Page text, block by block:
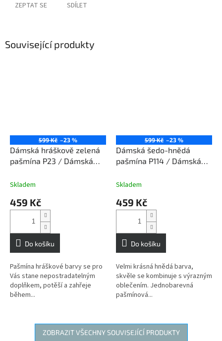
ZEPTAT SE SDÍLET
Související produkty
599 Kč –23 %
Dámská hráškově zelená
pašmína P23 / Dámská
Skladem
459 Kč
Do košíku
Pašmína hráškové barvy se pro
Vás stane nepostradatelným
doplňkem, potěší a zahřeje
během...
599 Kč –23 %
Dámská šedo-hnědá
pašmína P114 / Dámská
Skladem
459 Kč
Do košíku
Velmi krásná hnědá barva,
skvěle se kombinuje s výrazným
oblečením. Jednobarevná
pašmínová...
ZOBRAZIT VŠECHNY SOUVISEJÍCÍ PRODUKTY